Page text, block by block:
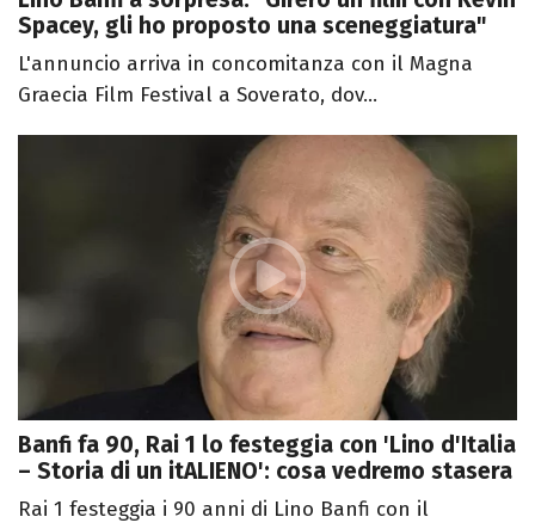
Spacey, gli ho proposto una sceneggiatura"
L'annuncio arriva in concomitanza con il Magna
Graecia Film Festival a Soverato, dov...
Banfi fa 90, Rai 1 lo festeggia con 'Lino d'Italia
– Storia di un itALIENO': cosa vedremo stasera
Rai 1 festeggia i 90 anni di Lino Banfi con il